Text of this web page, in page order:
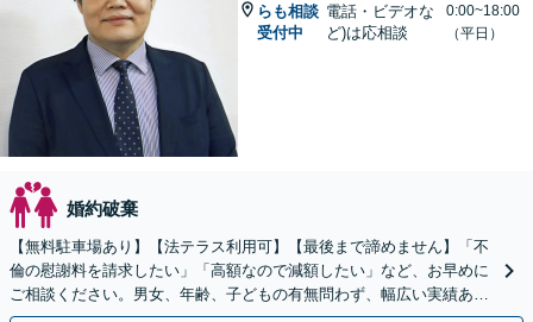
らも相談
受付中
電話・ビデオな
ど)は応相談
0:00~18:00
（平日）
婚約破棄
【無料駐車場あり】【法テラス利用可】【最後まで諦めません】「不
倫の慰謝料を請求したい」「高額なので減額したい」など、お早めに
ご相談ください。男女、年齢、子どもの有無問わず、幅広い実績あ
り。当日相談も可能な限り対応【子連れ相談可】【秘密厳守】